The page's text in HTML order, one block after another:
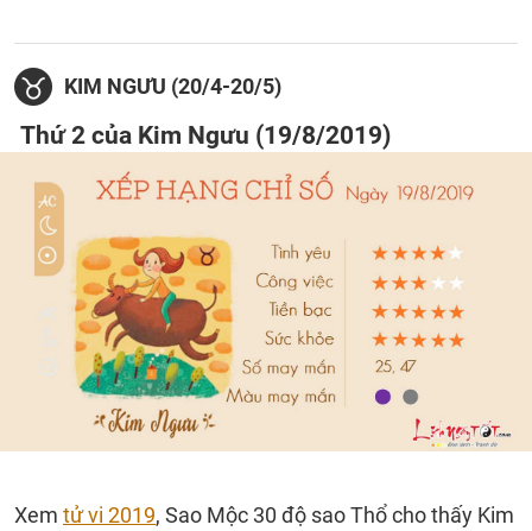
KIM NGƯU (20/4-20/5)
Thứ 2 của Kim Ngưu (19/8/2019)
Xem tử vi 2019, Sao Mộc 30 độ sao Thổ cho thấy Kim